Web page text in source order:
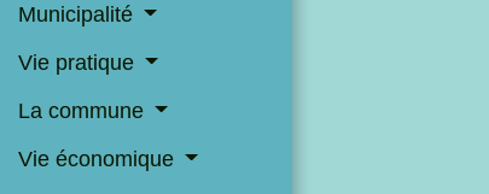
Municipalité
Vie pratique
La commune
Vie économique